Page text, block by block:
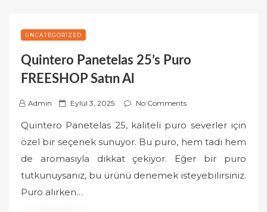
UNCATEGORIZED
Quintero Panetelas 25’s Puro
FREESHOP Satın Al
Admin
P
s
t
e
d
o
Eylül 3, 2025 No Comments
Quintero Panetelas 25, kaliteli puro severler için
özel bir seçenek sunuyor. Bu puro, hem tadı hem
de aromasıyla dikkat çekiyor. Eğer bir puro
tutkunuysanız, bu ürünü denemek isteyebilirsiniz.
Puro alırken…